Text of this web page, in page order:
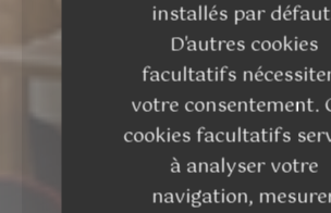
installés par
D'autres cookies
facultatifs
votre consentement.
cookies facultatifs
à analyser votre
navigation,